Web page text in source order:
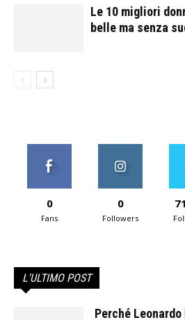
Le 10 migliori
belle ma senza
0
Fans
0
Followers
L'ULTIMO POST
Perché